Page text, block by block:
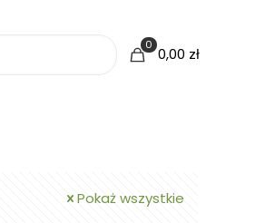
0
0,00 zł
Pokaż wszystkie